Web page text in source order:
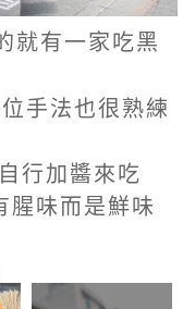
就有一家吃黑
手法也很熟練
行加醬來吃
腥味而是鮮味